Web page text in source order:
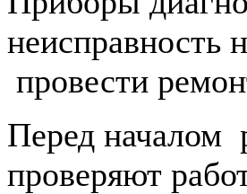
провести
Перед
проверяют